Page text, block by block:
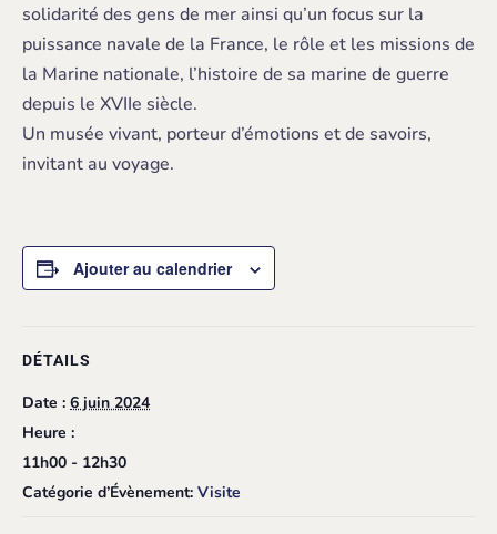
solidarité des gens de mer ainsi qu’un focus sur la
puissance navale de la France, le rôle et les missions de
la Marine nationale, l’histoire de sa marine de guerre
depuis le XVIIe siècle.
Un musée vivant, porteur d’émotions et de savoirs,
invitant au voyage.
Ajouter au calendrier
DÉTAILS
Date : 6 juin 2024
Heure :
11h00 - 12h30
Catégorie d’Évènement: Visite